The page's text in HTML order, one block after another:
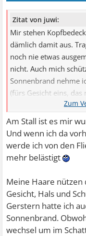
Zitat von juwi:
Mir stehen
dämlich damit aus.
noch nie etwas
nicht. Auch mich
Sonnenbrand nehme
(fürs Gesicht eins,
Am Stall ist es mir
Und wenn ich da
werde ich von den
mehr belästigt
Meine Haare nützen
Gesicht, Hals und
Gerstern hatte ich
Sonnenbrand.
wechsel um im